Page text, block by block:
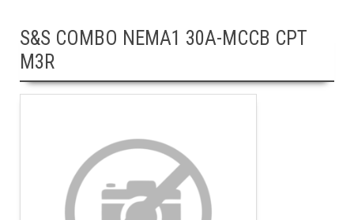
S&S COMBO NEMA1 30A-MCCB CPT
M3R